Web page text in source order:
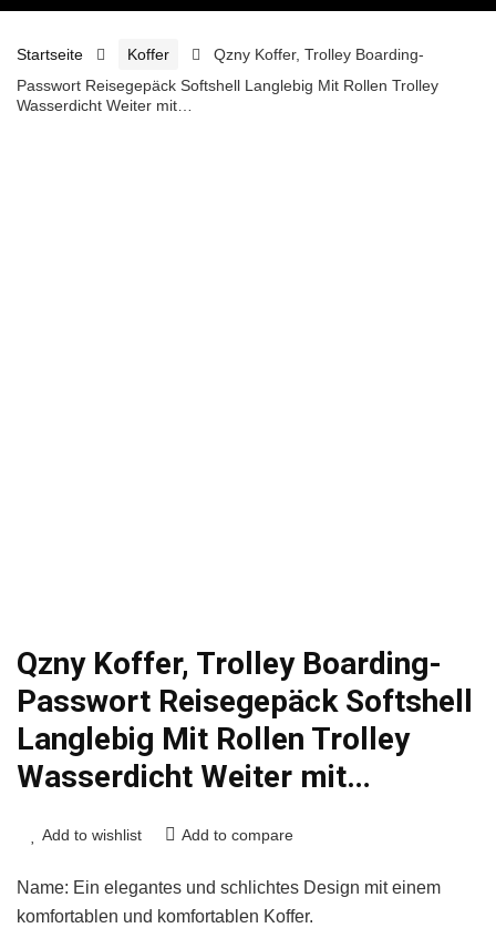
Startseite Koffer
Qzny Koffer, Trolley Boarding-
Passwort Reisegepäck Softshell Langlebig Mit Rollen Trolley
Wasserdicht Weiter mit…
Qzny Koffer, Trolley Boarding-
Passwort Reisegepäck Softshell
Langlebig Mit Rollen Trolley
Wasserdicht Weiter mit…
Add to wishlist Add to compare
Name: Ein elegantes und schlichtes Design mit einem
komfortablen und komfortablen Koffer.